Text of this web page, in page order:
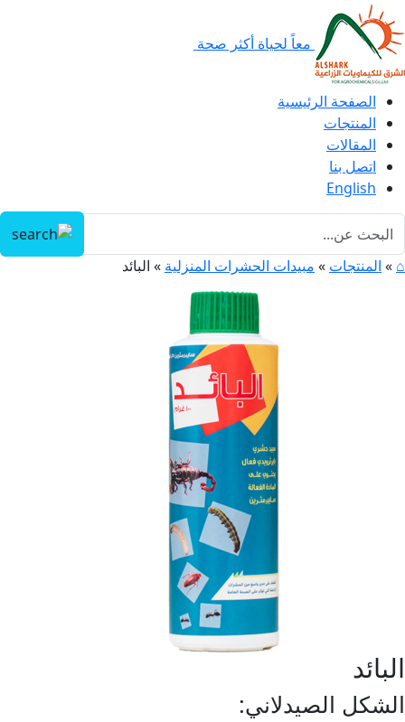
معاً لحياة أكثر صحة
الصفحة الرئيسية
المنتجات
المقالات
اتصل بنا
English
⌂
» المنتجات » مبيدات الحشرات المنزلية » البائد
البائد
الشكل الصيدلاني: